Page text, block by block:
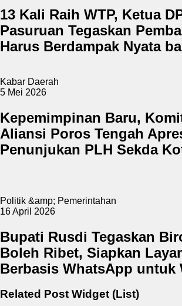
13 Kali Raih WTP, Ketua
Pasuruan Tegaskan
Harus Berdampak Nyata
Kabar Daerah
5 Mei 2026
Kepemimpinan Baru,
Aliansi Poros Tengah
Penunjukan PLH Sekda
Politik &amp; Pemerintahan
16 April 2026
Bupati Rusdi Tegaskan
Boleh Ribet, Siapkan
Berbasis WhatsApp untuk
Related Post Widget (List)